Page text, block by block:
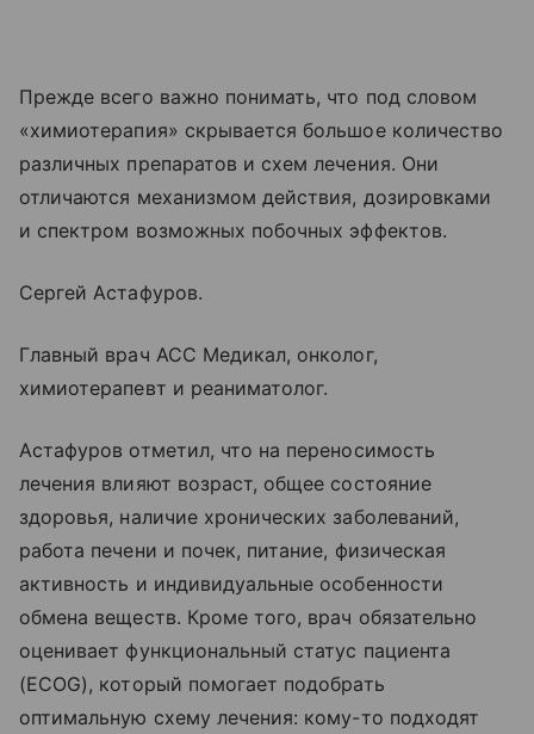
Прежде всего важно понимать, что под словом
«химиотерапия» скрывается большое количество
различных препаратов и схем лечения. Они
отличаются механизмом действия, дозировками
и спектром возможных побочных эффектов.
Сергей Астафуров.
Главный врач АСС Медикал, онколог,
химиотерапевт и реаниматолог.
Астафуров отметил, что на переносимость
лечения влияют возраст, общее состояние
здоровья, наличие хронических заболеваний,
работа печени и почек, питание, физическая
активность и индивидуальные особенности
обмена веществ. Кроме того, врач обязательно
оценивает функциональный статус пациента
(ECOG), который помогает подобрать
оптимальную схему лечения: кому-то подходят